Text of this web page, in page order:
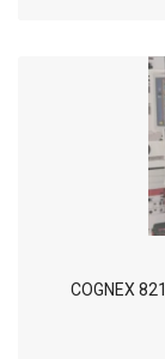
COGNEX